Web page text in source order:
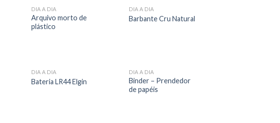
DIA A DIA
Arquivo morto de
plástico
DIA A DIA
Barbante Cru Natural
DIA A DIA
Bateria LR44 Elgin
DIA A DIA
Binder – Prendedor
de papéis